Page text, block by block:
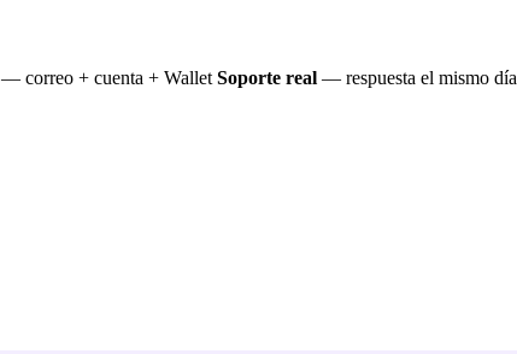
— correo + cuenta + Wallet Soporte real — respuesta el mismo día